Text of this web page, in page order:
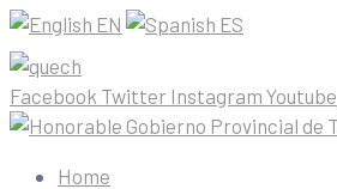
EN ES
Facebook Twitter Instagram Youtube
Home